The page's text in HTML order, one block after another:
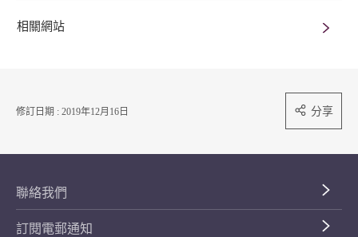
相關網站
修訂日期 : 2019年12月16日 分享
聯絡我們
訂閱電郵通知